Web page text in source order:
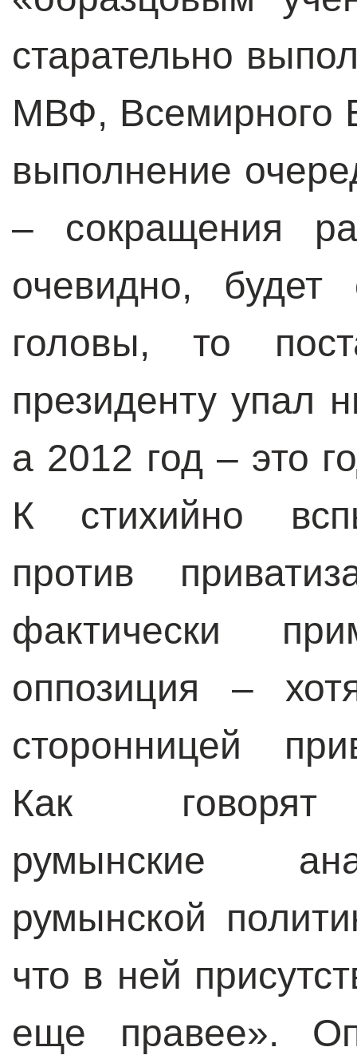
старательно
МВФ, Всемирного
выполнение
– сокращения
очевидно,
головы, то
президенту упал
а 2012 год – это
К стихийно
против
фактически
оппозиция –
сторонницей
Как говорят
румынские
румынской
что в ней
еще правее».